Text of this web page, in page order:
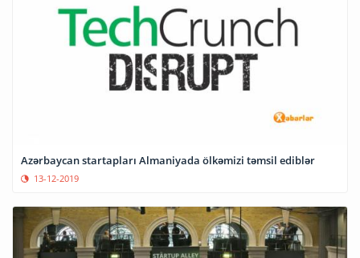
Azərbaycan startapları Almaniyada ölkəmizi təmsil ediblər
13-12-2019